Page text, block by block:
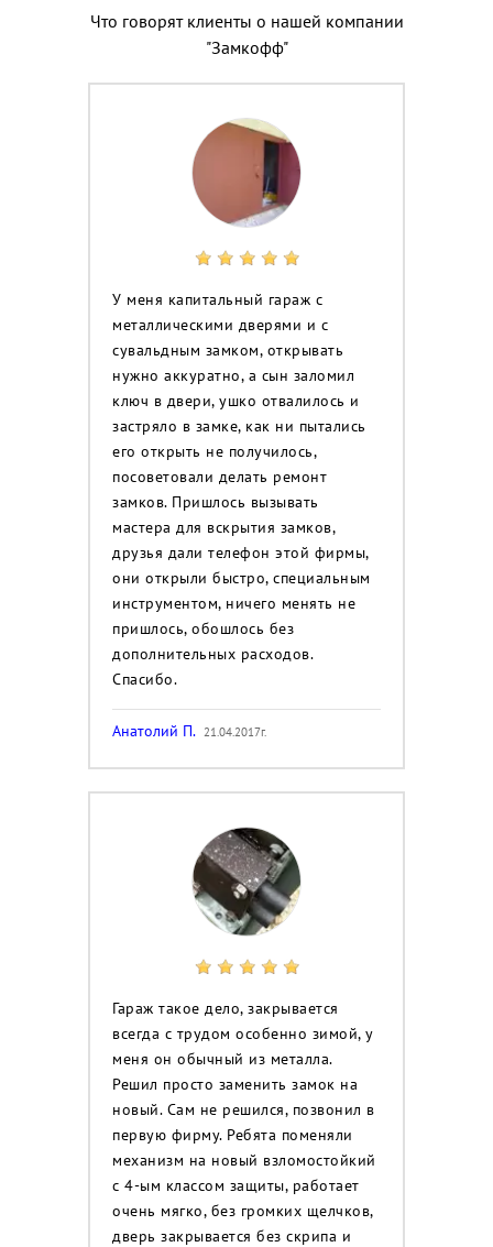
Что говорят клиенты о нашей компании
"Замкофф"
У меня капитальный гараж с
металлическими дверями и с
сувальдным замком, открывать
нужно аккуратно, а сын заломил
ключ в двери, ушко отвалилось и
застряло в замке, как ни пытались
его открыть не получилось,
посоветовали делать ремонт
замков. Пришлось вызывать
мастера для вскрытия замков,
друзья дали телефон этой фирмы,
они открыли быстро, специальным
инструментом, ничего менять не
пришлось, обошлось без
дополнительных расходов.
Спасибо.
Анатолий П. 21.04.2017г.
Гараж такое дело, закрывается
всегда с трудом особенно зимой, у
меня он обычный из металла.
Решил просто заменить замок на
новый. Сам не решился, позвонил в
первую фирму. Ребята поменяли
механизм на новый взломостойкий
с 4-ым классом защиты, работает
очень мягко, без громких щелчков,
дверь закрывается без скрипа и